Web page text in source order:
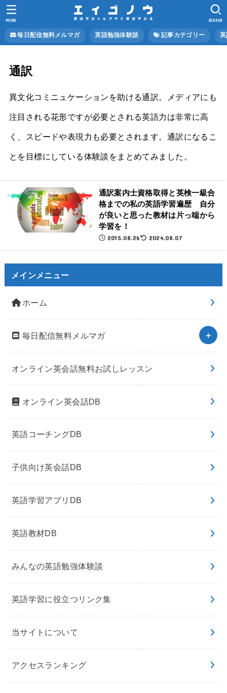
毎日配信無料メルマガ 英語勉強体験談 記事カテゴリー
SEARCH
MENU
通訳
異文化コミニュケーションを助ける通訳。メディアにも
注目される花形ですが必要とされる英語力は非常に高
く、スピードや表現力も必要とされます。通訳になるこ
とを目標にしている体験談をまとめてみました。
通訳案内士資格取得と英検一級合
格までの私の英語学習遍歴 自分
が良いと思った教材は片っ端から
学習を！
2015.08.26 2024.08.07
メインメニュー
ホーム
毎日配信無料メルマガ
オンライン英会話無料お試しレッスン
オンライン英会話DB
英語コーチングDB
子供向け英会話DB
英語学習アプリDB
英語教材DB
みんなの英語勉強体験談
英語学習に役立つリンク集
当サイトについて
アクセスランキング